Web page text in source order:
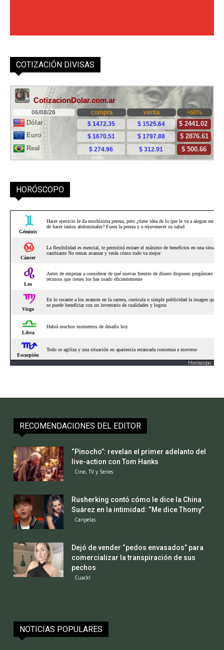
COTIZACIÓN DIVISAS
HORÓSCOPO
Horoscopo
RECOMENDACIONES DEL EDITOR
“Pinocho”: revelan el primer adelanto del
live-action con Tom Hanks
Cine, TV y Series
Rusherking contó cómo le dice la China
Suárez en la intimidad: “Me dice Thomy”
Caripelas
Dejó de vender “pedos envasados” para
comercializar la transpiración de sus
pechos
Cuack!
NOTICIAS POPULARES